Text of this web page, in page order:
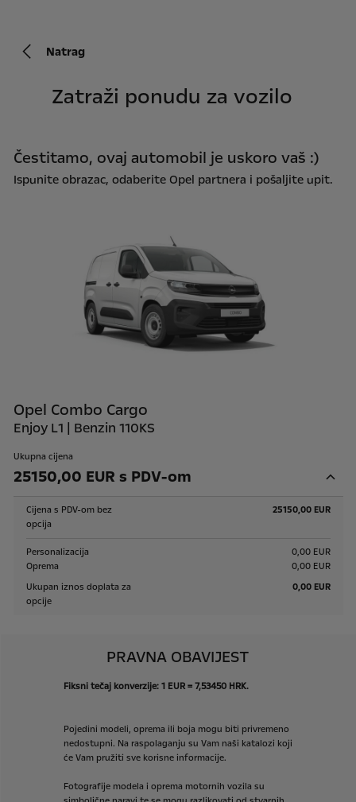
Natrag
Zatraži ponudu za vozilo
Čestitamo, ovaj automobil je uskoro vaš :)
Ispunite obrazac, odaberite Opel partnera i pošaljite upit.
Opel Combo Cargo
Enjoy L1 | Benzin 110KS
Ukupna cijena
25150,00 EUR s PDV-om
Cijena s PDV-om bez
opcija
25150,00 EUR
Personalizacija
0,00 EUR
Oprema
0,00 EUR
Ukupan iznos doplata za
opcije
0,00 EUR
PRAVNA OBAVIJEST
Fiksni tečaj konverzije: 1 EUR = 7,53450 HRK.
Pojedini modeli, oprema ili boja mogu biti privremeno
nedostupni. Na raspolaganju su Vam naši katalozi koji
će Vam pružiti sve korisne informacije.
Fotografije modela i oprema motornih vozila su